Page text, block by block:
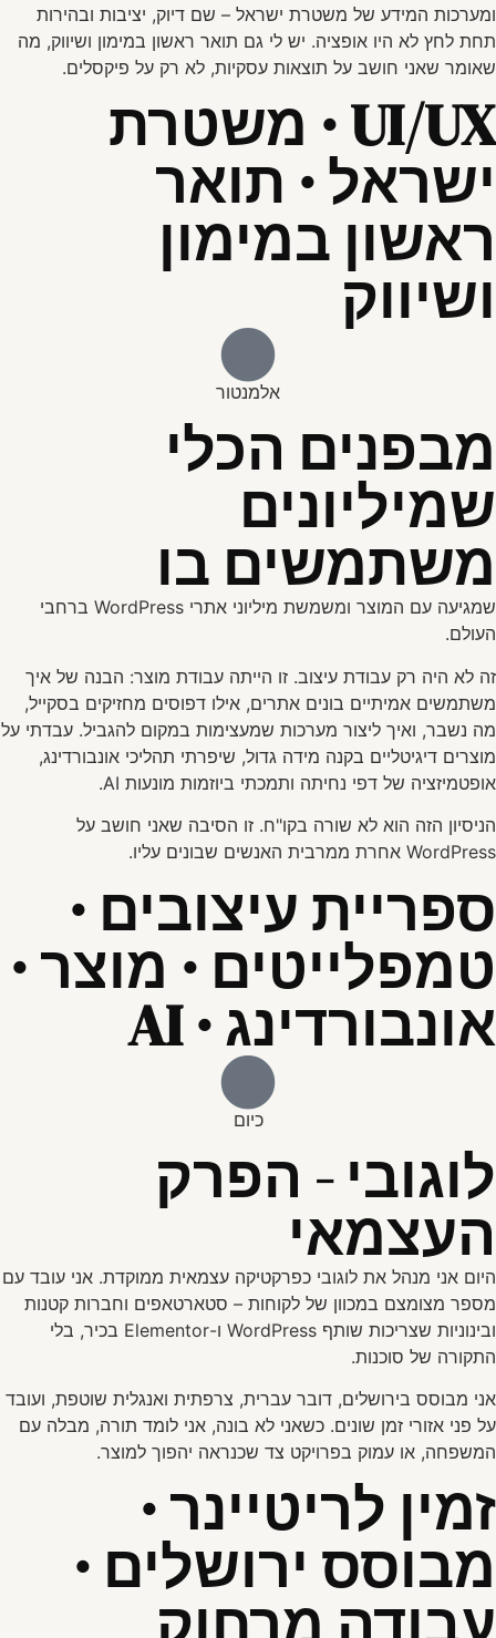
ומערכות המידע של משטרת ישראל – שם דיוק, יציבות ובהירות
תחת לחץ לא היו אופציה. יש לי גם תואר ראשון במימון ושיווק, מה
שאומר שאני חושב על תוצאות עסקיות, לא רק על פיקסלים.
UI/UX · משטרת
ישראל · תואר
ראשון במימון
ושיווק
אלמנטור
מבפנים הכלי
שמיליונים
משתמשים בו
שמגיעה עם המוצר ומשמשת מיליוני אתרי WordPress ברחבי
העולם.
זה לא היה רק עבודת עיצוב. זו הייתה עבודת מוצר: הבנה של איך
משתמשים אמיתיים בונים אתרים, אילו דפוסים מחזיקים בסקייל,
מה נשבר, ואיך ליצור מערכות שמעצימות במקום להגביל. עבדתי על
מוצרים דיגיטליים בקנה מידה גדול, שיפרתי תהליכי אונבורדינג,
אופטמיזציה של דפי נחיתה ותמכתי ביוזמות מונעות AI.
הניסיון הזה הוא לא שורה בקו"ח. זו הסיבה שאני חושב על
WordPress אחרת ממרבית האנשים שבונים עליו.
ספריית עיצובים ·
טמפלייטים · מוצר ·
אונבורדינג · AI
כיום
לוגובי - הפרק
העצמאי
היום אני מנהל את לוגובי כפרקטיקה עצמאית ממוקדת. אני עובד עם
מספר מצומצם במכוון של לקוחות – סטארטאפים וחברות קטנות
ובינוניות שצריכות שותף WordPress ו-Elementor בכיר, בלי
התקורה של סוכנות.
אני מבוסס בירושלים, דובר עברית, צרפתית ואנגלית שוטפת, ועובד
על פני אזורי זמן שונים. כשאני לא בונה, אני לומד תורה, מבלה עם
המשפחה, או עמוק בפרויקט צד שכנראה יהפוך למוצר.
זמין לריטיינר ·
מבוסס ירושלים ·